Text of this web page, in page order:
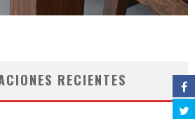
RECIENTES